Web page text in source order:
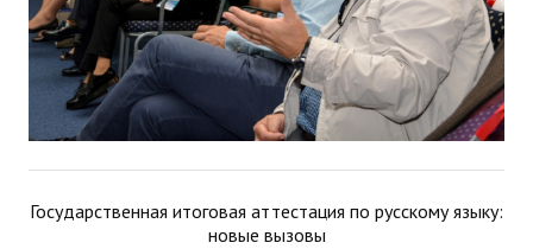
Государственная итоговая аттестация по русскому языку:
новые вызовы